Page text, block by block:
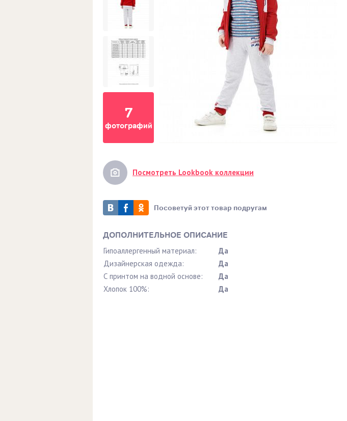
7
фотографий
Посмотреть Lookbook коллекции
Посоветуй этот товар подругам
ДОПОЛНИТЕЛЬНОЕ ОПИСАНИЕ
Гипоаллергенный материал:
Да
Дизайнерская одежда:
Да
С принтом на водной основе:
Да
Хлопок 100%:
Да